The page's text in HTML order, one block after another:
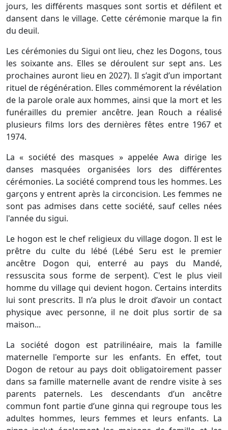
jours, les différents masques sont sortis et défilent et
dansent dans le village. Cette cérémonie marque la fin
du deuil.
Les cérémonies du Sigui ont lieu, chez les Dogons, tous
les soixante ans. Elles se déroulent sur sept ans. Les
prochaines auront lieu en 2027). Il s’agit d’un important
rituel de régénération. Elles commémorent la révélation
de la parole orale aux hommes, ainsi que la mort et les
funérailles du premier ancêtre. Jean Rouch a réalisé
plusieurs films lors des dernières fêtes entre 1967 et
1974.
La « société des masques » appelée Awa dirige les
danses masquées organisées lors des différentes
cérémonies. La société comprend tous les hommes. Les
garçons y entrent après la circoncision. Les femmes ne
sont pas admises dans cette société, sauf celles nées
l'année du sigui.
Le hogon est le chef religieux du village dogon. Il est le
prêtre du culte du lébé (Lébé Seru est le premier
ancêtre Dogon qui, enterré au pays du Mandé,
ressuscita sous forme de serpent). C'est le plus vieil
homme du village qui devient hogon. Certains interdits
lui sont prescrits. Il n’a plus le droit d’avoir un contact
physique avec personne, il ne doit plus sortir de sa
maison...
La société dogon est patrilinéaire, mais la famille
maternelle l'emporte sur les enfants. En effet, tout
Dogon de retour au pays doit obligatoirement passer
dans sa famille maternelle avant de rendre visite à ses
parents paternels. Les descendants d’un ancêtre
commun font partie d’une ginna qui regroupe tous les
adultes hommes, leurs femmes et leurs enfants. La